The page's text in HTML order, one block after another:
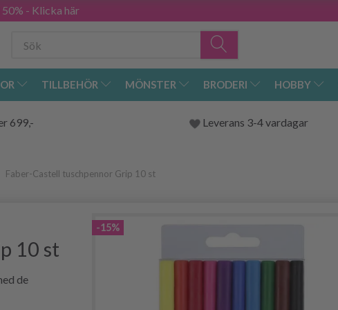
50% - Klicka här
TILLBEHÖR MÖNSTER BRODERI HOBBY
699,- Leverans 3-4 vardagar
Faber-Castell tuschpennor Grip 10 st
10 st
de
-15%